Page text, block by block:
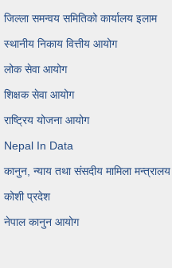
जिल्ला समन्वय समितिको कार्यालय इलाम
स्थानीय निकाय वित्तीय आयोग
लोक सेवा आयोग
शिक्षक सेवा आयोग
राष्ट्रिय योजना आयोग
Nepal In Data
कानुन, न्याय तथा संसदीय मामिला मन्त्रालय
कोशी प्रदेश
नेपाल कानुन आयोग